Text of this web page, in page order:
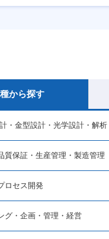
上
から探す
・金型設計・光学設計・解析
質保証・生産管理・製造管理
ロセス開発
グ・企画・管理・経営